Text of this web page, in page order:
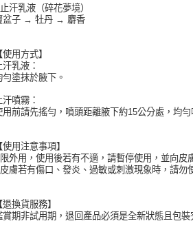
汗乳液（碎花夢境）
盆子 → 牡丹 → 麝香
使用方式】
汗乳液：
勻塗抹於腋下。
汗噴霧：
用前請先搖勻，噴頭距離腋下約15公分處，均
使用注意事項】
外用，使用後若有不適，請暫停使用，並向皮
膚若有傷口、發炎、過敏或刺激現象時，請勿
退換貨服務】
賞期非試用期，退回產品必須是全新狀態且包